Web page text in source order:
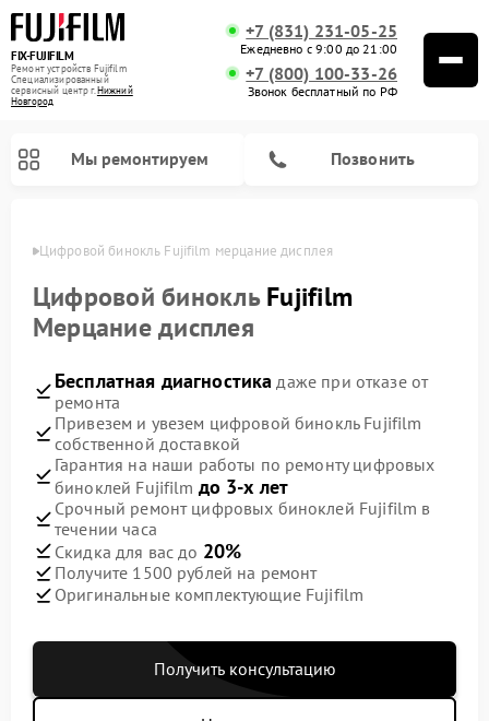
FIX-FUJIFILM
Ремонт устройств Fujifilm
Специализированный
cервисный центр г.Нижний
Новгород
+7 (831) 231-05-25
Ежедневно с 9:00 до 21:00
+7 (800) 100-33-26
Звонок бесплатный по РФ
Мы ремонтируем Позвонить
Цифровой бинокль Fujifilm мерцание дисплея
Цифровой бинокльFujifilm
Мерцание дисплея
Бесплатная диагностика даже при отказе от
ремонта
Привезем и увезем цифровой бинокль Fujifilm
собственной доставкой
Гарантия на наши работы по ремонту цифровых
биноклей Fujifilm до 3-х лет
Срочный ремонт цифровых биноклей Fujifilm в
течении часа
Скидка для вас до 20%
Получите 1500 рублей на ремонт
Оригинальные комплектующие Fujifilm
Получить консультацию